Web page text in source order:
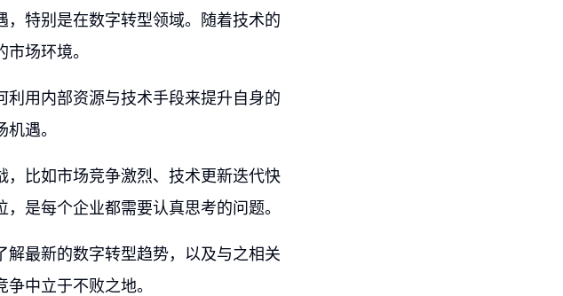
特别是在数字转型领域。随着技术的
场环境。
用内部资源与技术手段来提升自身的
遇。
比如市场竞争激烈、技术更新迭代快
是每个企业都需要认真思考的问题。
最新的数字转型趋势，以及与之相关
中立于不败之地。